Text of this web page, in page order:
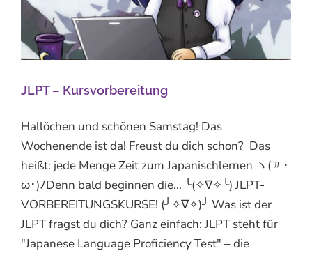
JLPT – Kursvorbereitung
Hallöchen und schönen Samstag! Das
Wochenende ist da! Freust du dich schon? Das
heißt: jede Menge Zeit zum Japanischlernen ヽ(〃･
ω･)ﾉDenn bald beginnen die... ╰(✧∇✧╰) JLPT-
VORBEREITUNGSKURSE! (╯✧∇✧)╯ Was ist der
JLPT fragst du dich? Ganz einfach: JLPT steht für
"Japanese Language Proficiency Test" – die